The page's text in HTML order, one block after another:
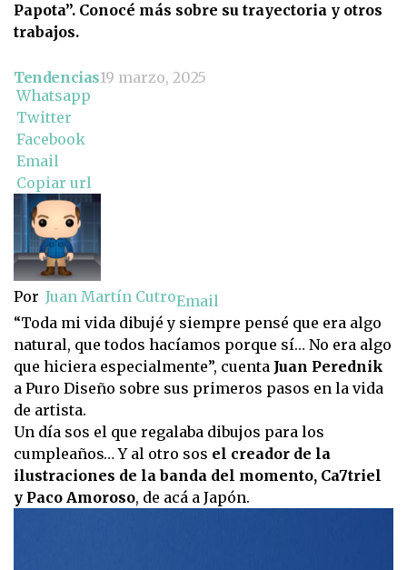
Papota”. Conocé más sobre su trayectoria y otros
trabajos.
Tendencias19 marzo, 2025
Whatsapp
Twitter
Facebook
Email
Copiar url
Por Juan Martín CutroEmail
“Toda mi vida dibujé y siempre pensé que era algo
natural, que todos hacíamos porque sí… No era algo
que hiciera especialmente”, cuenta Juan Perednik
a Puro Diseño sobre sus primeros pasos en la vida
de artista.
Un día sos el que regalaba dibujos para los
cumpleaños… Y al otro sos el creador de la
ilustraciones de la banda del momento, Ca7triel
y Paco Amoroso, de acá a Japón.